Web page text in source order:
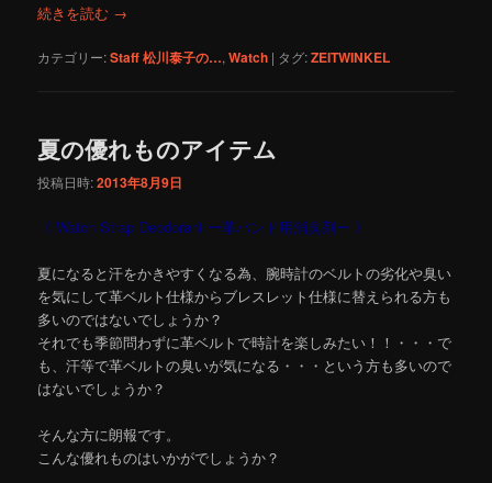
続きを読む →
カテゴリー:Staff 松川泰子の…,Watch | タグ:ZEITWINKEL
夏の優れものアイテム
投稿日時:2013年8月9日
《 Watch Strap Deodorant ー革バンド用消臭剤ー 》
夏になると汗をかきやすくなる為、腕時計のベルトの劣化や臭い
を気にして革ベルト仕様からブレスレット仕様に替えられる方も
多いのではないでしょうか？
それでも季節問わずに革ベルトで時計を楽しみたい！！・・・で
も、汗等で革ベルトの臭いが気になる・・・という方も多いので
はないでしょうか？
そんな方に朗報です。
こんな優れものはいかがでしょうか？